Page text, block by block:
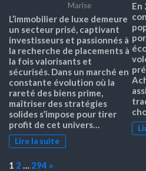
Marise
L’immobilier de luxe demeure
un secteur prisé, captivant
investisseurs et passionnés à
la recherche de placements à
la fois valorisants et
sécurisés. Dans un marché en
constante évolution où la
rareté des biens prime,
maîtriser des stratégies
solides s’impose pour tirer
profit de cet univers…
Lire la suite
En
Page:
1 2 … 294 Next
»